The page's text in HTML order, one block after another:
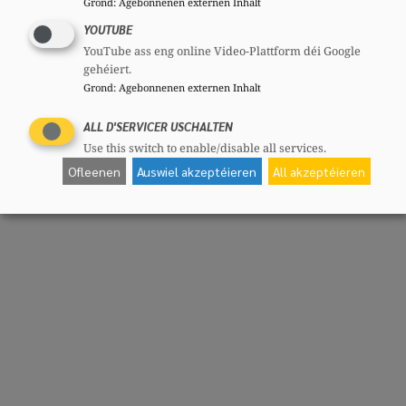
YOUTUBE
YouTube ass eng online Video-Plattform déi Google
gehéiert.
Grond: Agebonnenen externen Inhalt
ALL D'SERVICER USCHALTEN
Use this switch to enable/disable all services.
Ofleenen Auswiel akzeptéieren All akzeptéieren